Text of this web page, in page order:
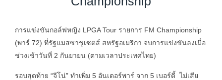
การแข่งขันกอล์ฟหญิง LPGA Tour รายการ FM Championship
(พาร์ 72) ที่รัฐแมสซาชูเซตส์ สหรัฐอเมริกา จบการแข่งขันลงเมื่อ
ช่วงเช้าวันที่ 2 กันยายน (ตามเวลาประเทศไทย)
รอบสุดท้าย “จีโน่” ทำเพิ่ม 5 อันเดอร์พาร์ จาก 5 เบอร์ดี้ ไม่เสีย